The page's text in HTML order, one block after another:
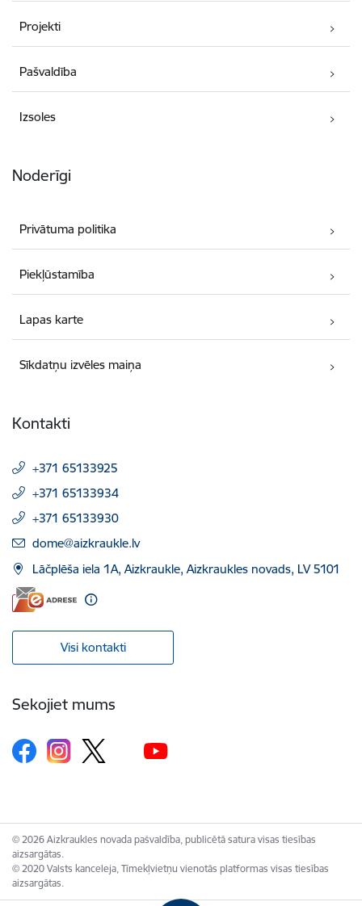
Projekti
Pašvaldība
Izsoles
Noderīgi
Privātuma politika
Piekļūstamība
Lapas karte
Sīkdatņu izvēles maiņa
Kontakti
+371 65133925
+371 65133934
+371 65133930
E-pasts:
dome@aizkraukle.lv
Lāčplēša iela 1A, Aizkraukle, Aizkraukles novads, LV 5101
Visi kontakti
Sekojiet mums
© 2026 Aizkraukles novada pašvaldība, publicētā satura visas tiesības
aizsargātas.
© 2020 Valsts kanceleja, Tīmekļvietņu vienotās platformas visas tiesības
aizsargātas.